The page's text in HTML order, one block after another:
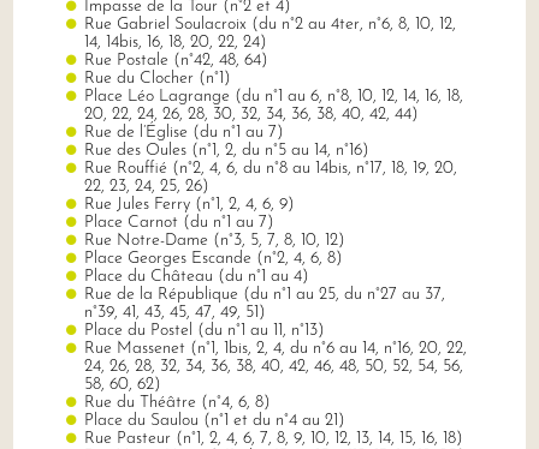
Impasse de la Tour (n°2 et 4)
Rue Gabriel Soulacroix (du n°2 au 4ter, n°6, 8, 10, 12,
14, 14bis, 16, 18, 20, 22, 24)
Rue Postale (n°42, 48, 64)
Rue du Clocher (n°1)
Place Léo Lagrange (du n°1 au 6, n°8, 10, 12, 14, 16, 18,
20, 22, 24, 26, 28, 30, 32, 34, 36, 38, 40, 42, 44)
Rue de l’Église (du n°1 au 7)
Rue des Oules (n°1, 2, du n°5 au 14, n°16)
Rue Rouffié (n°2, 4, 6, du n°8 au 14bis, n°17, 18, 19, 20,
22, 23, 24, 25, 26)
Rue Jules Ferry (n°1, 2, 4, 6, 9)
Place Carnot (du n°1 au 7)
Rue Notre-Dame (n°3, 5, 7, 8, 10, 12)
Place Georges Escande (n°2, 4, 6, 8)
Place du Château (du n°1 au 4)
Rue de la République (du n°1 au 25, du n°27 au 37,
n°39, 41, 43, 45, 47, 49, 51)
Place du Postel (du n°1 au 11, n°13)
Rue Massenet (n°1, 1bis, 2, 4, du n°6 au 14, n°16, 20, 22,
24, 26, 28, 32, 34, 36, 38, 40, 42, 46, 48, 50, 52, 54, 56,
58, 60, 62)
Rue du Théâtre (n°4, 6, 8)
Place du Saulou (n°1 et du n°4 au 21)
Rue Pasteur (n°1, 2, 4, 6, 7, 8, 9, 10, 12, 13, 14, 15, 16, 18)